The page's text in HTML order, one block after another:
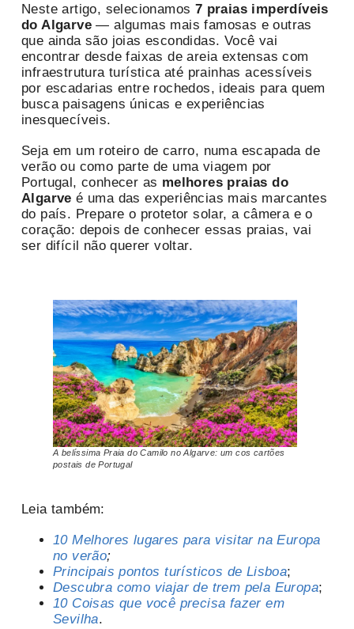
Neste artigo, selecionamos 7 praias imperdíveis
do Algarve — algumas mais famosas e outras
que ainda são joias escondidas. Você vai
encontrar desde faixas de areia extensas com
infraestrutura turística até prainhas acessíveis
por escadarias entre rochedos, ideais para quem
busca paisagens únicas e experiências
inesquecíveis.
Seja em um roteiro de carro, numa escapada de
verão ou como parte de uma viagem por
Portugal, conhecer as melhores praias do
Algarve é uma das experiências mais marcantes
do país. Prepare o protetor solar, a câmera e o
coração: depois de conhecer essas praias, vai
ser difícil não querer voltar.
A belíssima Praia do Camilo no Algarve: um cos cartões
postais de Portugal
Leia também:
10 Melhores lugares para visitar na Europa
no verão;
Principais pontos turísticos de Lisboa;
Descubra como viajar de trem pela Europa;
10 Coisas que você precisa fazer em
Sevilha.